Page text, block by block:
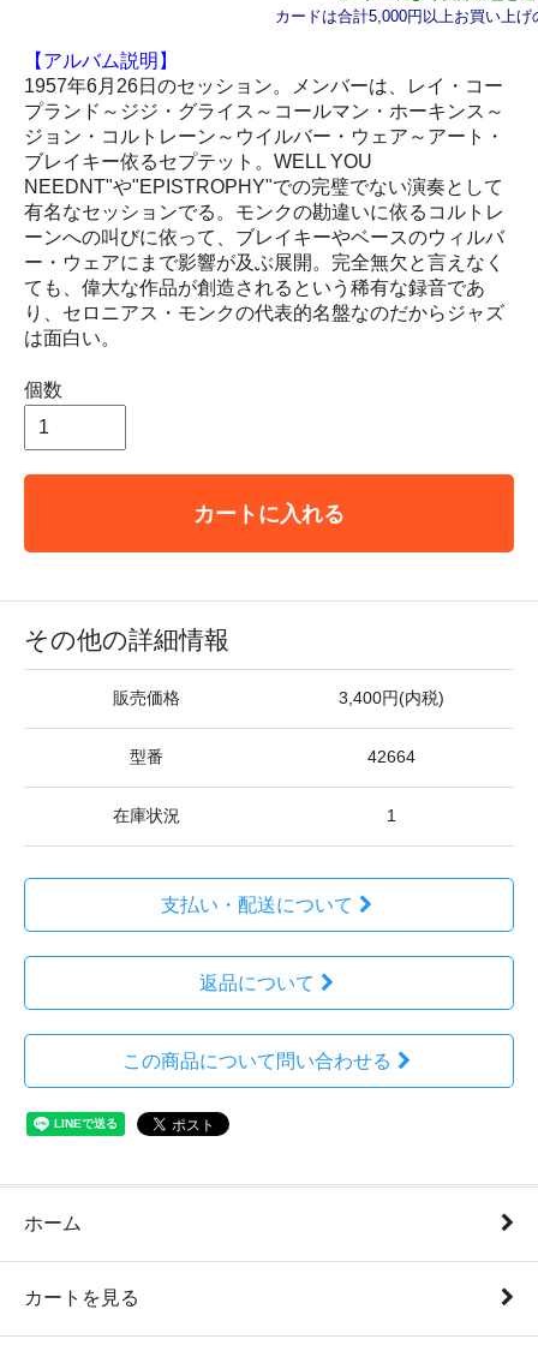
カードは合計5,000円以上お買い上
【アルバム説明】
1957年6月26日のセッション。メンバーは、レイ・コー
プランド～ジジ・グライス～コールマン・ホーキンス～
ジョン・コルトレーン～ウイルバー・ウェア～アート・
ブレイキー依るセプテット。WELL YOU
NEEDNT"や"EPISTROPHY"での完璧でない演奏として
有名なセッションでる。モンクの勘違いに依るコルトレ
ーンへの叫びに依って、ブレイキーやベースのウィルバ
ー・ウェアにまで影響が及ぶ展開。完全無欠と言えなく
ても、偉大な作品が創造されるという稀有な録音であ
り、セロニアス・モンクの代表的名盤なのだからジャズ
は面白い。
個数
カートに入れる
その他の詳細情報
販売価格 3,400円(内税)
型番 42664
在庫状況 1
支払い・配送について
返品について
この商品について問い合わせる
ホーム
カートを見る